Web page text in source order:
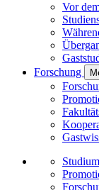
Vor
Forschung
Studium